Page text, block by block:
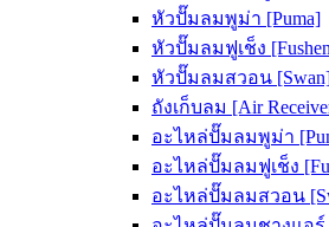
หัวปั๊มลมพูม่า [Puma]
หัวปั๊มลมฟูเช็ง
หัวปั๊มลมสวอน
ถังเก็บลม [Air
อะไหล่ปั๊มลมพูม่า
อะไหล่ปั๊มลมฟูเช็ง
อะไหล่ปั๊มลมสวอน